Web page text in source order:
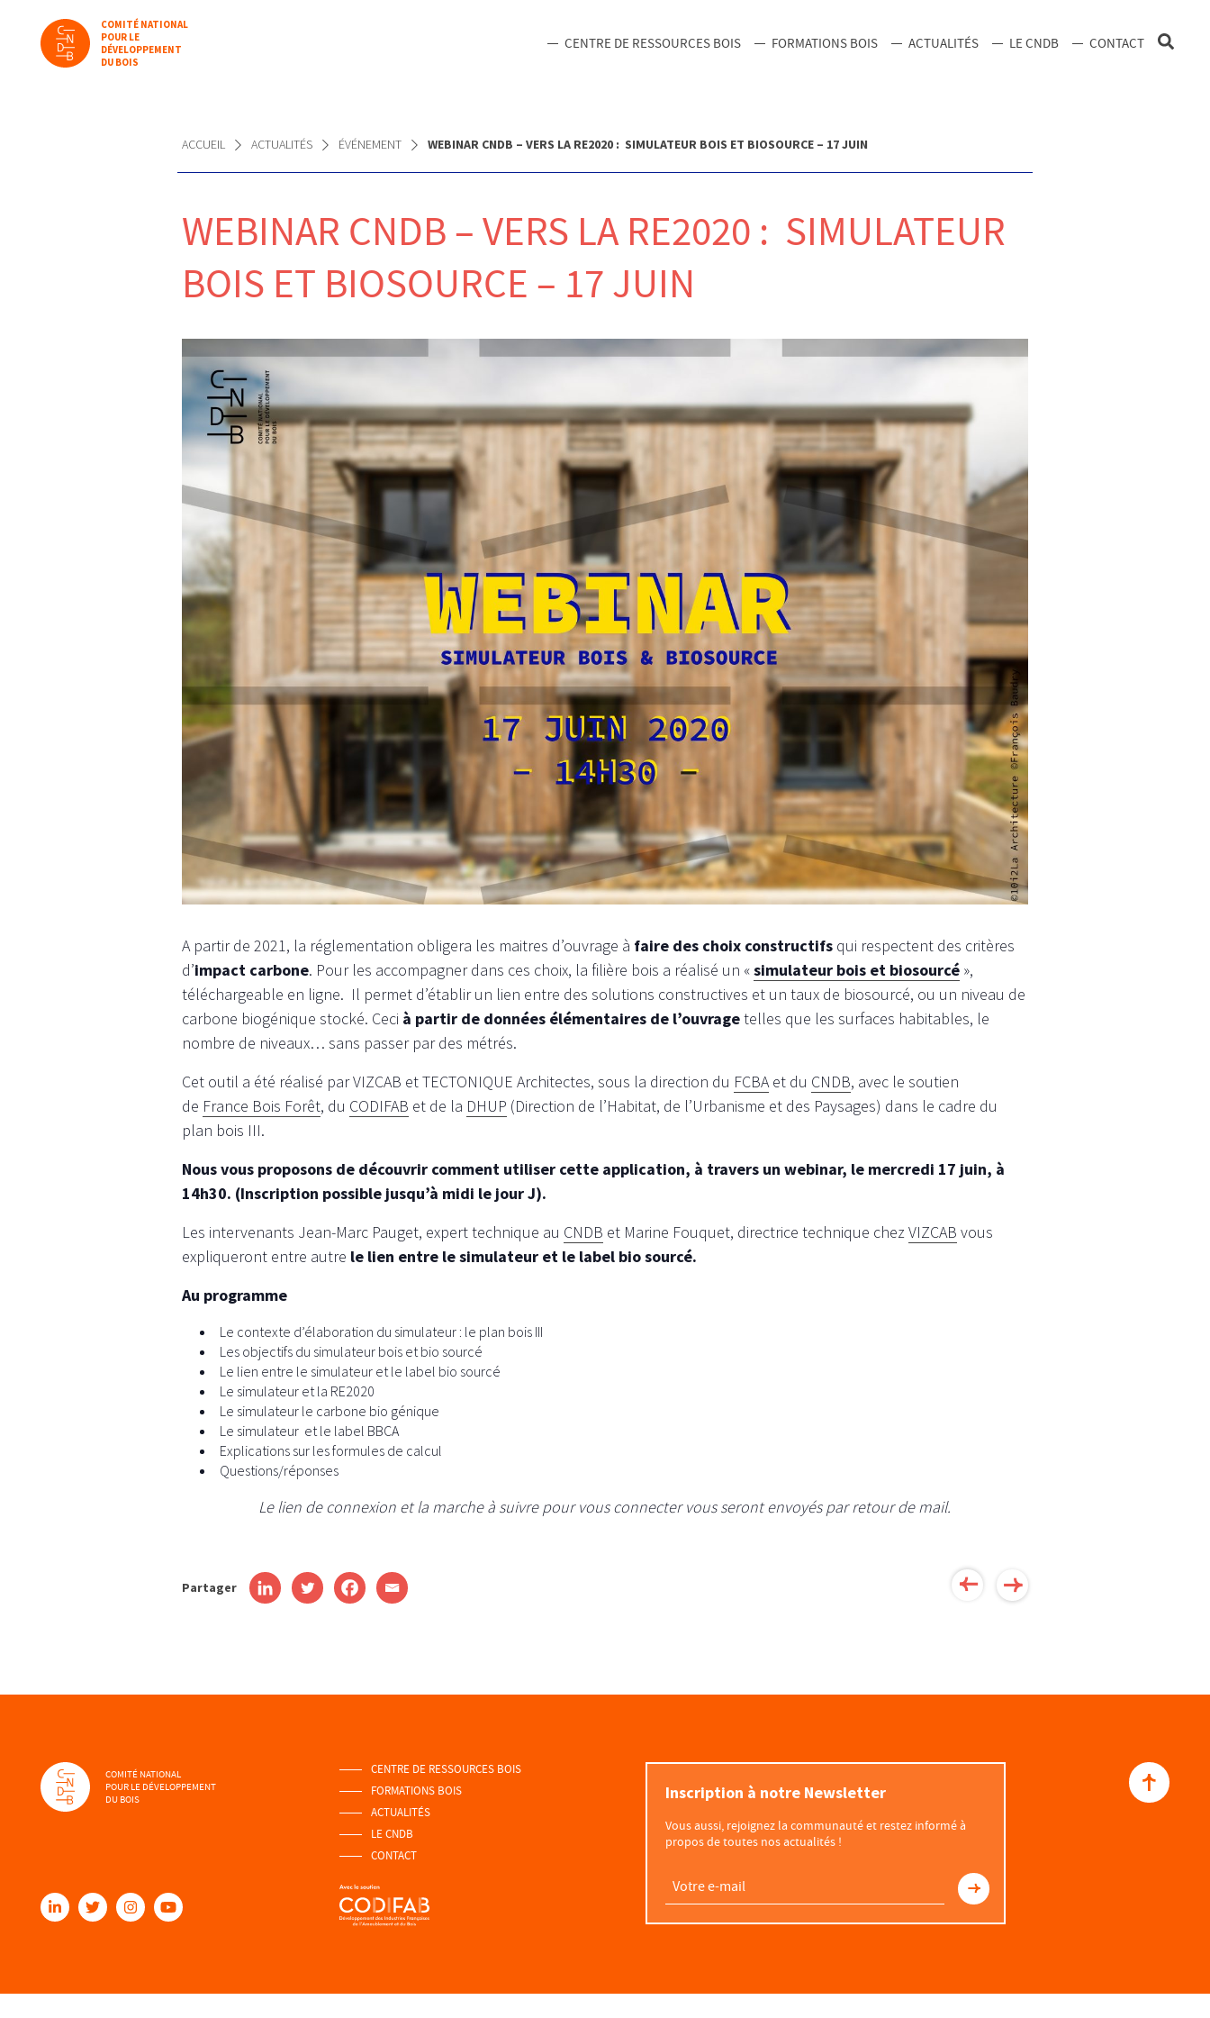
COMITÉ NATIONAL
POUR LE
DÉVELOPPEMENT
DU BOIS
CENTRE DE RESSOURCES BOIS FORMATIONS BOIS ACTUALITÉS LE CNDB CONTACT
ACCUEIL ACTUALITÉS ÉVÉNEMENT WEBINAR CNDB – VERS LA RE2020 : SIMULATEUR BOIS ET BIOSOURCE – 17 JUIN
WEBINAR CNDB – VERS LA RE2020 : SIMULATEUR
BOIS ET BIOSOURCE – 17 JUIN
A partir de 2021, la réglementation obligera les maitres d’ouvrage à faire des choix constructifsqui respectent des critères
d’impact carbone. Pour les accompagner dans ces choix, la filière bois a réalisé un «simulateur bois et biosourcé»,
téléchargeable en ligne. Il permet d’établir un lien entre des solutions constructives et un taux de biosourcé, ou un niveau de
carbone biogénique stocké. Ceci à partir de données élémentaires de l’ouvragetelles que les surfaces habitables, le
nombre de niveaux… sans passer par des métrés.
Cet outil a été réalisé par VIZCAB et TECTONIQUE Architectes, sous la direction du FCBAet du CNDB, avec le soutien
de France Bois Forêt, du CODIFAB et de la DHUP (Direction de l’Habitat, de l’Urbanisme et des Paysages) dans le cadre du
plan bois III.
Nous vous proposons de découvrir comment utiliser cette application, à travers un webinar, le mercredi 17 juin, à
14h30. (Inscription possible jusqu’à midi le jour J).
Les intervenants Jean-Marc Pauget, expert technique au CNDB et Marine Fouquet, directrice technique chezVIZCAB vous
expliqueront entre autre le lien entre le simulateur et le label bio sourcé.
Au programme
Le contexte d’élaboration du simulateur : le plan bois III
Les objectifs du simulateur bois et bio sourcé
Le lien entre le simulateur et le label bio sourcé
Le simulateur et la RE2020
Le simulateur le carbone bio génique
Le simulateur et le label BBCA
Explications sur les formules de calcul
Questions/réponses
Le lien de connexion et la marche à suivre pour vous connecter vous seront envoyés par retour de mail.
Partager
COMITÉ NATIONAL
POUR LE DÉVELOPPEMENT
DU BOIS
CENTRE DE RESSOURCES BOIS
FORMATIONS BOIS
ACTUALITÉS
LE CNDB
CONTACT
Inscription à notre Newsletter
Vous aussi, rejoignez la communauté et restez informé à
propos de toutes nos actualités !